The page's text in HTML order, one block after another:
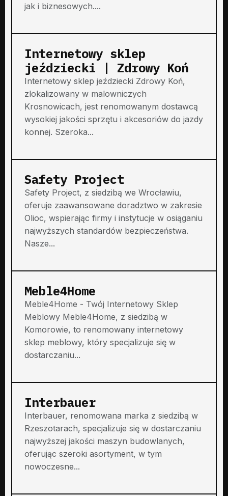
jak i biznesowych....
Internetowy sklep
jeździecki | Zdrowy Koń
Internetowy sklep jeździecki Zdrowy Koń,
zlokalizowany w malowniczych
Krosnowicach, jest renomowanym dostawcą
wysokiej jakości sprzętu i akcesoriów do jazdy
konnej. Szeroka...
Safety Project
Safety Project, z siedzibą we Wrocławiu,
oferuje zaawansowane doradztwo w zakresie
Olioc, wspierając firmy i instytucje w osiąganiu
najwyższych standardów bezpieczeństwa.
Nasze...
Meble4Home
Meble4Home - Twój Internetowy Sklep
Meblowy Meble4Home, z siedzibą w
Komorowie, to renomowany internetowy
sklep meblowy, który specjalizuje się w
dostarczaniu...
Interbauer
Interbauer, renomowana marka z siedzibą w
Rzeszotarach, specjalizuje się w dostarczaniu
najwyższej jakości maszyn budowlanych,
oferując szeroki asortyment, w tym
nowoczesne...